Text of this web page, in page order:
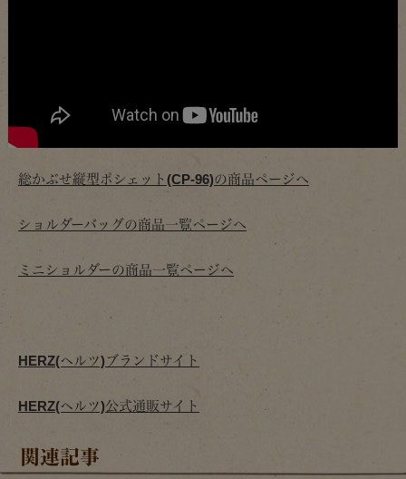
総かぶせ縦型ポシェット(CP-96)の商品ページへ
ショルダーバッグの商品一覧ページへ
ミニショルダーの商品一覧ページへ
HERZ(ヘルツ)ブランドサイト
HERZ(ヘルツ)公式通販サイト
関連記事